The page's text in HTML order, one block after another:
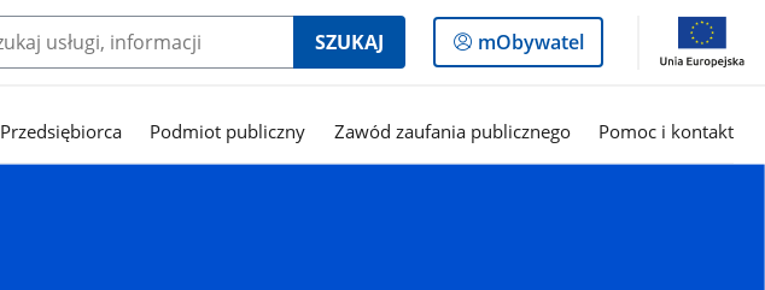
SZUKAJ
Logowanie
do
mObywatel
Przedsiębiorca Podmiot publiczny Zawód zaufania publicznego Pomoc i kontakt